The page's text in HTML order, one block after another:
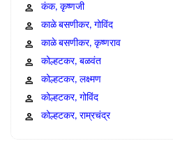
कंक, कृष्णजी
काळे बसणीकर, गोविंद
काळे बसणीकर, कृष्णराव
कोल्हटकर, बळवंत
कोल्हटकर, लक्ष्मण
कोल्हटकर, गोविंद
कोल्हटकर, राम्रचंद्र